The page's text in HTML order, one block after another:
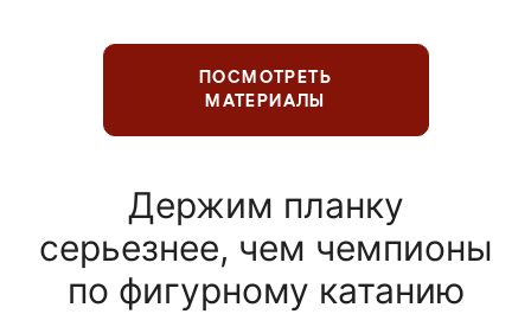
ПОСМОТРЕТЬ
МАТЕРИАЛЫ
Держим планку
серьезнее, чем чемпионы
по фигурному катанию